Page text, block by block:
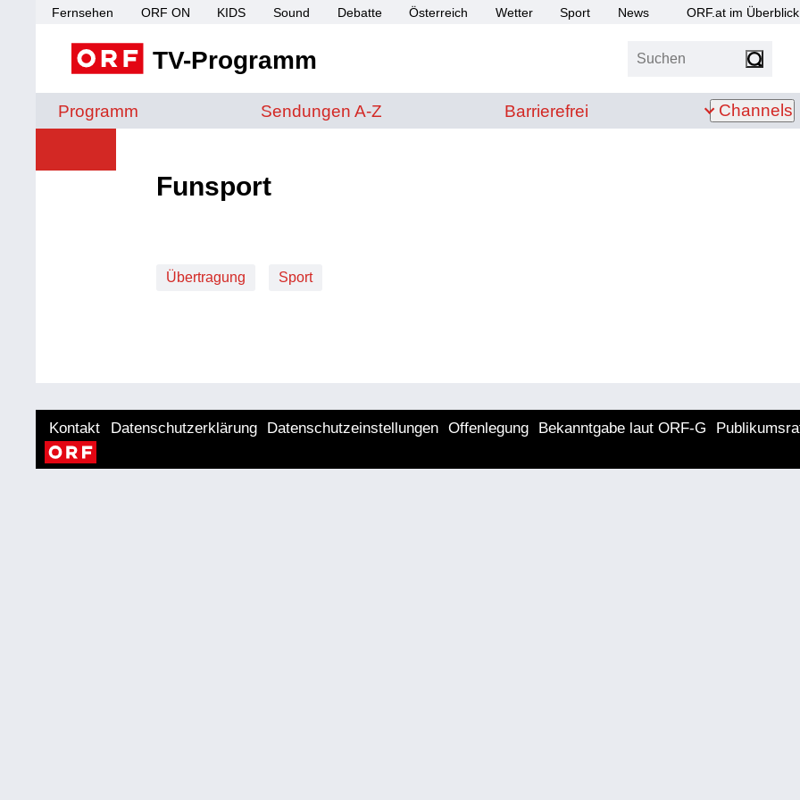
Fernsehen ORF ON KIDS Sound Debatte Österreich Wetter Sport News ORF.at im Überblick
TV-Programm Suchen
Programm Sendungen von A bis Z
Sendungen A-Z Barrierefrei
Barrierefrei Channels
Funsport
Übertragung Sport
Kontakt Datenschutzerklärung Datenschutzeinstellungen Offenlegung Bekanntgabe laut ORF-G